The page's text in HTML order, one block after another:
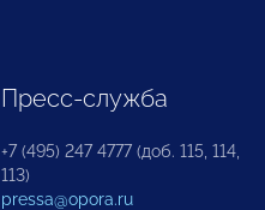
Пресс-служба
+7 (495) 247 4777 (доб. 115, 114,
113)
pressa@opora.ru